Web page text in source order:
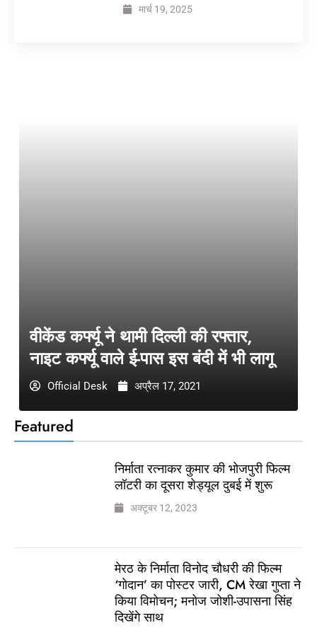
मार्च 19, 2025
Featured
निर्माता रत्नाकर कुमार की भोजपुरी फिल्म
लॉटरी का दूसरा शेड्यूल दुबई में शुरू
अक्टूबर 12, 2023
मेरठ के निर्माता विनोद चौधरी की फिल्म
‘गोदान’ का पोस्टर जारी, CM रेखा गुप्ता ने
किया विमोचन; मनोज जोशी-उपासना सिंह
दिखेंगे साथ
वीकेंड कर्फ्यू ने थामी दिल्ली की रफ्तार,
नाइट कर्फ्यू वाले ई-पास इस बंदी में भी लागू
Official Desk अप्रैल 17, 2021